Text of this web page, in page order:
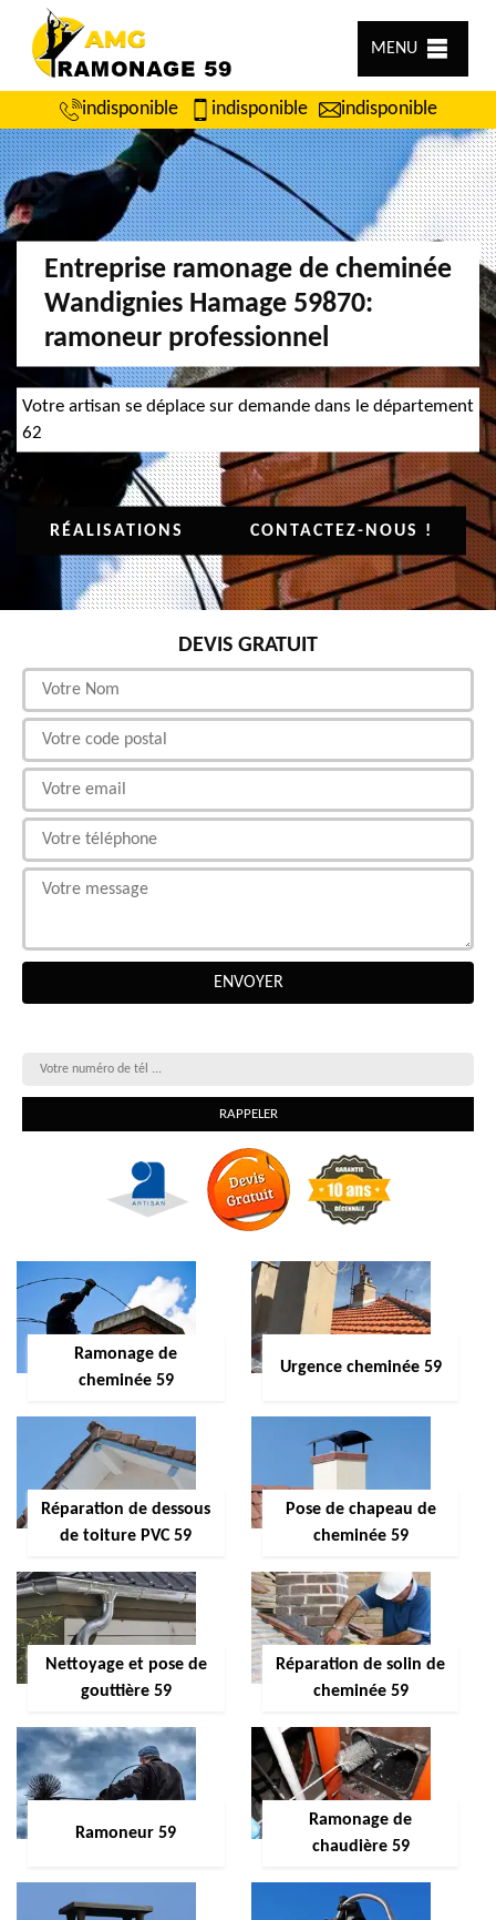
MENU
indisponible indisponible indisponible
Entreprise ramonage de cheminée
Wandignies Hamage 59870:
ramoneur professionnel
Votre artisan se déplace sur demande dans le département
62
RÉALISATIONS CONTACTEZ-NOUS !
DEVIS GRATUIT
Ramonage de
cheminée 59
Urgence cheminée 59
Réparation de dessous
de toiture PVC 59
Pose de chapeau de
cheminée 59
Nettoyage et pose de
gouttière 59
Réparation de solin de
cheminée 59
Ramoneur 59
Ramonage de
chaudière 59